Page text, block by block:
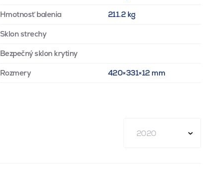
Hmotnosť balenia 211.2 kg
Sklon strechy
Bezpečný sklon krytiny
Rozmery 420×331×12 mm
2020